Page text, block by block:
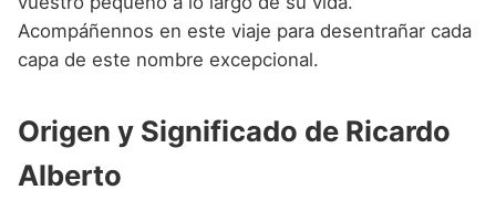
Nombres de niño que empiezan por T
Nombres de niño que empiezan por U
Nombres de niño que empiezan por W
Acompáñennos en este viaje para desentrañar cada
capa de este nombre excepcional.
Origen y Significado de Ricardo
Alberto